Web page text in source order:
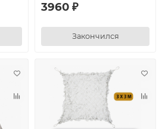
3960 ₽
Закончился